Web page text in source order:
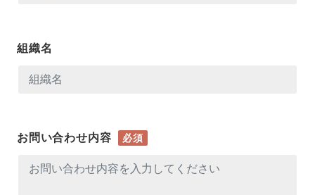
組織名
お問い合わせ内容 必須